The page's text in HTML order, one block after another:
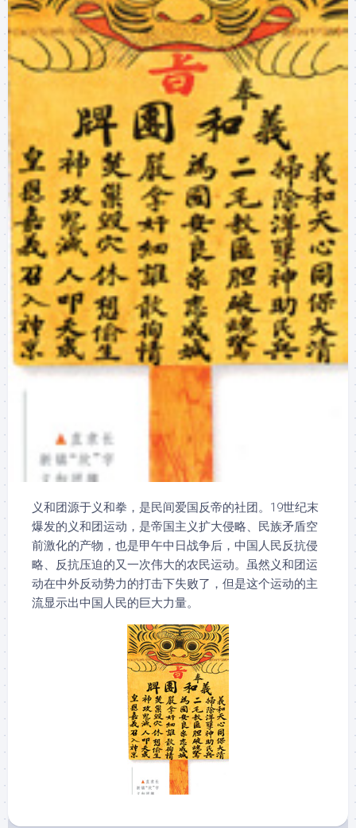
义和团源于义和拳，是民间爱国反帝的社团。19世纪末
爆发的义和团运动，是帝国主义扩大侵略、民族矛盾空
前激化的产物，也是甲午中日战争后，中国人民反抗侵
略、反抗压迫的又一次伟大的农民运动。虽然义和团运
动在中外反动势力的打击下失败了，但是这个运动的主
流显示出中国人民的巨大力量。